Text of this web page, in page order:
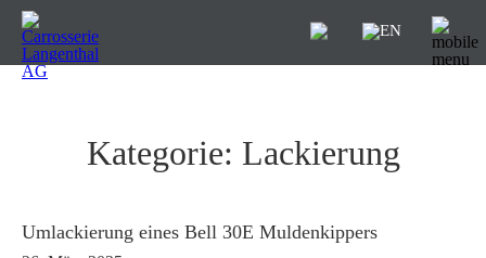
Kategorie: Lackierung
Umlackierung eines Bell 30E Muldenkippers